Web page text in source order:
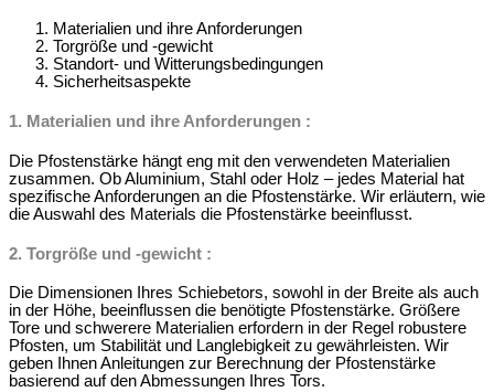
Materialien und ihre Anforderungen
Torgröße und -gewicht
Standort- und Witterungsbedingungen
Sicherheitsaspekte
1. Materialien und ihre Anforderungen :
Die Pfostenstärke hängt eng mit den verwendeten Materialien
zusammen. Ob Aluminium, Stahl oder Holz – jedes Material hat
spezifische Anforderungen an die Pfostenstärke. Wir erläutern, wie
die Auswahl des Materials die Pfostenstärke beeinflusst.
2. Torgröße und -gewicht :
Die Dimensionen Ihres Schiebetors, sowohl in der Breite als auch
in der Höhe, beeinflussen die benötigte Pfostenstärke. Größere
Tore und schwerere Materialien erfordern in der Regel robustere
Pfosten, um Stabilität und Langlebigkeit zu gewährleisten. Wir
geben Ihnen Anleitungen zur Berechnung der Pfostenstärke
basierend auf den Abmessungen Ihres Tors.